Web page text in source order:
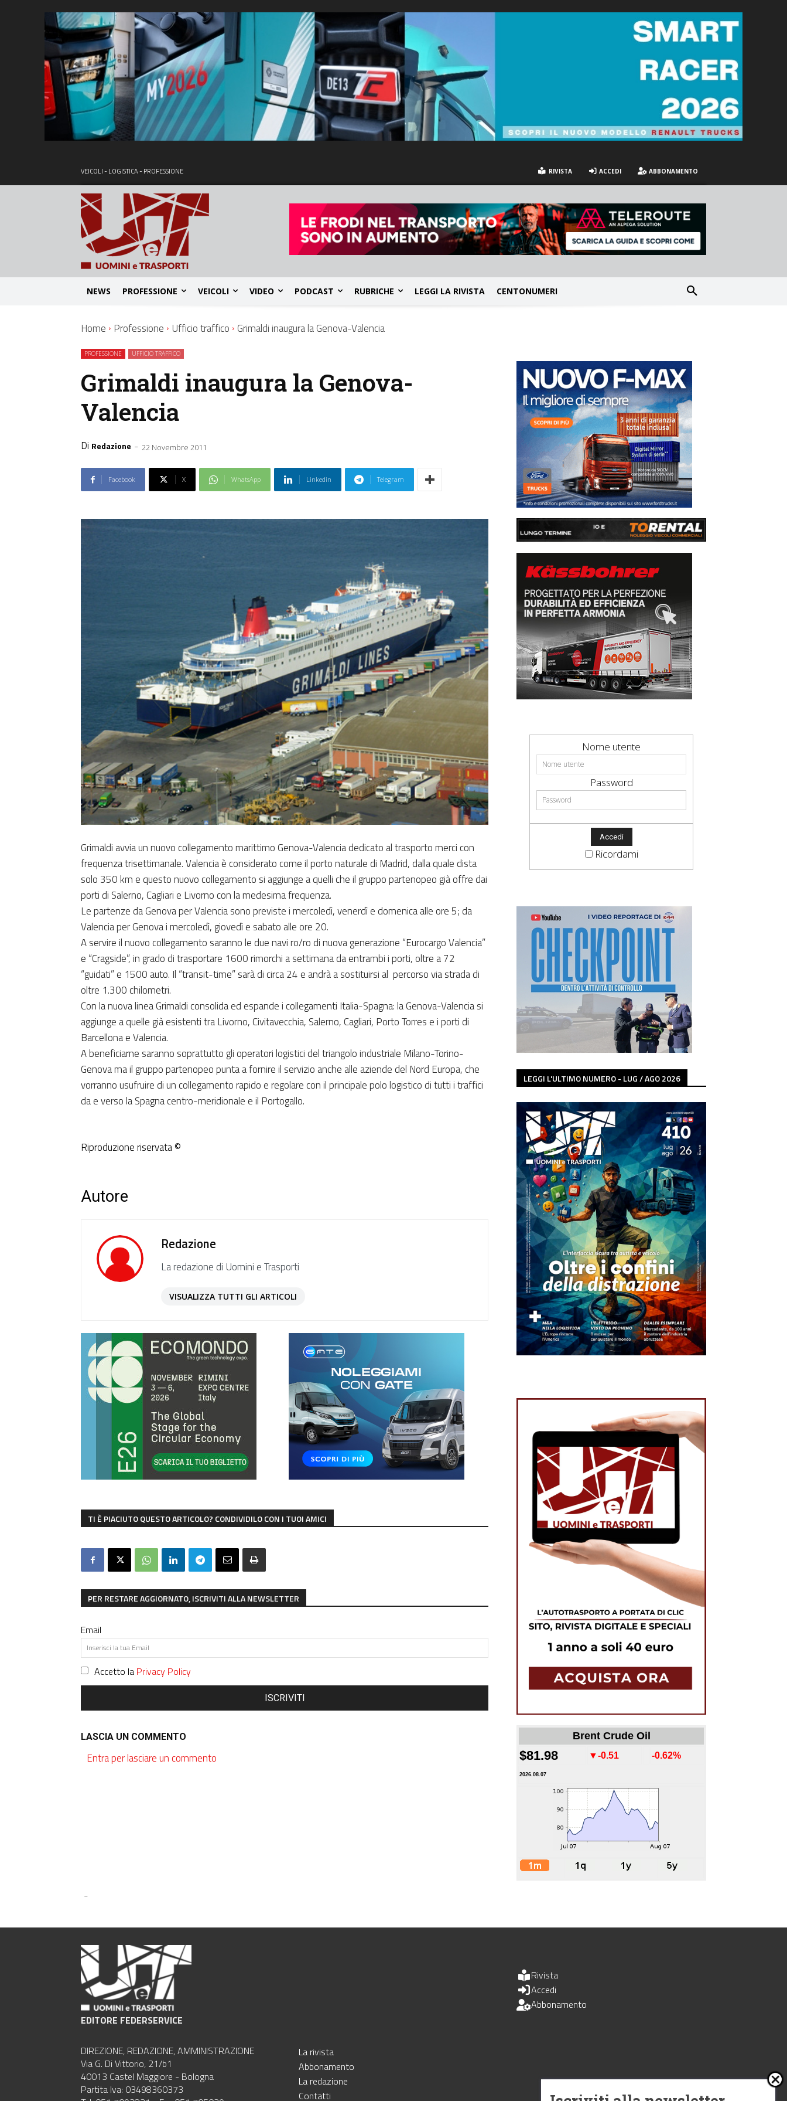
VEICOLI - LOGISTICA - PROFESSIONE RIVISTA ACCEDI ABBONAMENTO
NEWS PROFESSIONE VEICOLI VIDEO PODCAST RUBRICHE LEGGI LA RIVISTA CENTONUMERI
Home Professione Ufficio traffico Grimaldi inaugura la Genova-Valencia
PROFESSIONE UFFICIO TRAFFICO
Grimaldi inaugura la Genova-
Valencia
Di Redazione - 22 Novembre 2011
Facebook X WhatsApp Linkedin Telegram
Grimaldi avvia un nuovo collegamento marittimo Genova-Valencia dedicato al trasporto merci con
frequenza trisettimanale. Valencia è considerato come il porto naturale di Madrid, dalla quale dista
solo 350 km e questo nuovo collegamento si aggiunge a quelli che il gruppo partenopeo già offre dai
porti di Salerno, Cagliari e Livorno con la medesima frequenza.
Le partenze da Genova per Valencia sono previste i mercoledì, venerdì e domenica alle ore 5; da
Valencia per Genova i mercoledì, giovedì e sabato alle ore 20.
A servire il nuovo collegamento saranno le due navi ro/ro di nuova generazione “Eurocargo Valencia”
e “Cragside”, in grado di trasportare 1600 rimorchi a settimana da entrambi i porti, oltre a 72
“guidati” e 1500 auto. Il “transit-time” sarà di circa 24 e andrà a sostituirsi al percorso via strada di
oltre 1.300 chilometri.
Con la nuova linea Grimaldi consolida ed espande i collegamenti Italia-Spagna: la Genova-Valencia si
aggiunge a quelle già esistenti tra Livorno, Civitavecchia, Salerno, Cagliari, Porto Torres e i porti di
Barcellona e Valencia.
A beneficiarne saranno soprattutto gli operatori logistici del triangolo industriale Milano-Torino-
Genova ma il gruppo partenopeo punta a fornire il servizio anche alle aziende del Nord Europa, che
vorranno usufruire di un collegamento rapido e regolare con il principale polo logistico di tutti i traffici
da e verso la Spagna centro-meridionale e il Portogallo.
Riproduzione riservata ©
Autore
Redazione
La redazione di Uomini e Trasporti
VISUALIZZA TUTTI GLI ARTICOLI
TI È PIACIUTO QUESTO ARTICOLO? CONDIVIDILO CON I TUOI AMICI
PER RESTARE AGGIORNATO, ISCRIVITI ALLA NEWSLETTER
Email
Accetto la Privacy Policy
ISCRIVITI
LASCIA UN COMMENTO
Entra per lasciare un commento
Nome utente
Password
Ricordami
LEGGI L'ULTIMO NUMERO - LUG / AGO 2026
Brent Crude Oil
$81.98 ▼-0.51 -0.62%
2026.08.07
-
EDITORE FEDERSERVICE
DIREZIONE, REDAZIONE, AMMINISTRAZIONE
Via G. Di Vittorio, 21/b1
40013 Castel Maggiore - Bologna
Partita Iva: 03498360373
La rivista
Abbonamento
La redazione
Contatti
Rivista
Accedi
Abbonamento